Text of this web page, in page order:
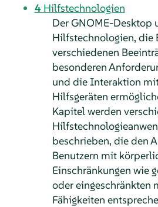
4 Hilfstechnologien
Der GNOME-Desktop
Hilfstechnologien, die
verschiedenen
besonderen
und die Interaktion
Hilfsgeräten
Kapitel werden
beschrieben, die den
Benutzern mit
Einschränkungen wie
oder eingeschränkten
Fähigkeiten